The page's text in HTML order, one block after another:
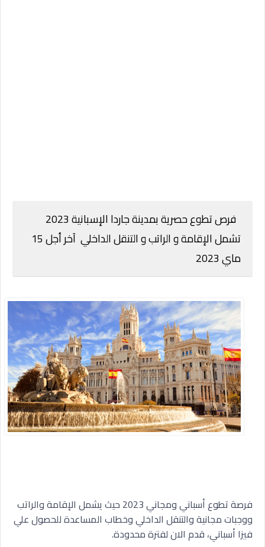
فرص تطوع حصرية بمدينة جاردا الإسبانية 2023
تشمل الإقامة و الراتب و التنقل الداخلي آخر أجل 15
ماي 2023
فرصة تطوع أسباني ومجاني 2023 حيث يشمل الإقامة والراتب
ووجبات مجانية والتنقل الداخلي وخطاب المساعدة للحصول علي
فيزا أسباني، قدم الان لفترة محدودة.